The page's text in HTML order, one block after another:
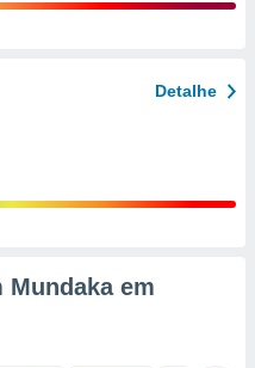
Detalhe
Mundaka em